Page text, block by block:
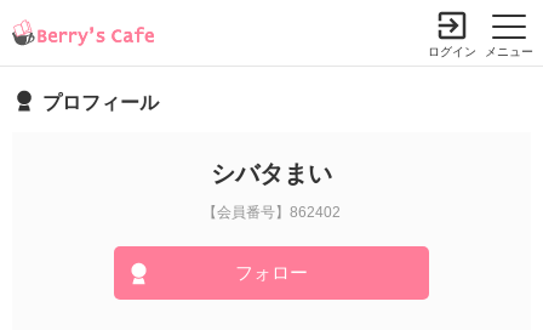
メニュー
ログイン
プロフィール
シバタまい
【会員番号】862402
フォロー